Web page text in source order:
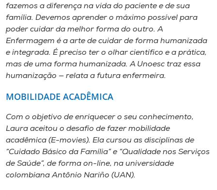
fazemos a diferença na vida do paciente e de sua
família. Devemos aprender o máximo possível para
poder cuidar da melhor forma do outro. A
Enfermagem é a arte de cuidar de forma humanizada
e integrada. É preciso ter o olhar científico e a prática,
mas de uma forma humanizada. A Unoesc traz essa
humanização — relata a futura enfermeira.
MOBILIDADE ACADÊMICA
Com o objetivo de enriquecer o seu conhecimento,
Laura aceitou o desafio de fazer mobilidade
acadêmica (E-movies). Ela cursou as disciplinas de
“Cuidado Básico da Família” e “Qualidade nos Serviços
de Saúde”, de forma on-line, na universidade
colombiana Antônio Nariño (UAN).